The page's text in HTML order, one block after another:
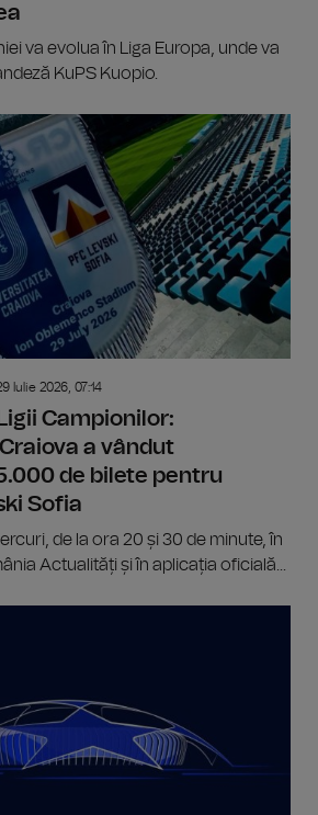
va evolua în Liga Europa, unde va
KuPS Kuopio.
Iulie 2026, 07:14
Campionilor:
a vândut
de bilete pentru
Sofia
de la ora 20 și 30 de minute, în
Actualități și în aplicația oficială...